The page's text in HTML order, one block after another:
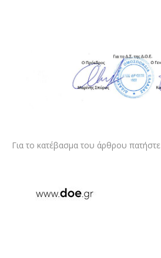
Για το κατέβασμα του άρθρου πατήστε